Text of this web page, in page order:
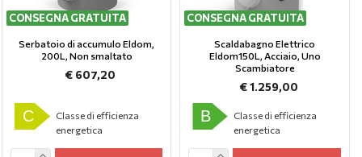
CONSEGNA GRATUITA
Serbatoio di accumulo Eldom,
200L, Non smaltato
€ 607,20
C
Classe di efficienza
energetica
CONSEGNA GRATUITA
Scaldabagno Elettrico
Eldom150L, Аcciaio, Uno
Scambiatore
€ 1.259,00
B
Classe di efficienza
energetica